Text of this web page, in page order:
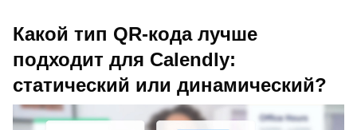
Какой тип QR-кода лучше
подходит для Calendly:
статический или динамический?